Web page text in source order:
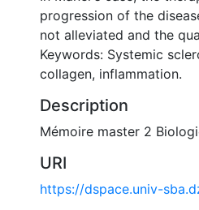
progression of the
not alleviated and the
Keywords: Systemic
collagen, inflammation.
Description
Mémoire master 2
URI
https://dspace.univ-